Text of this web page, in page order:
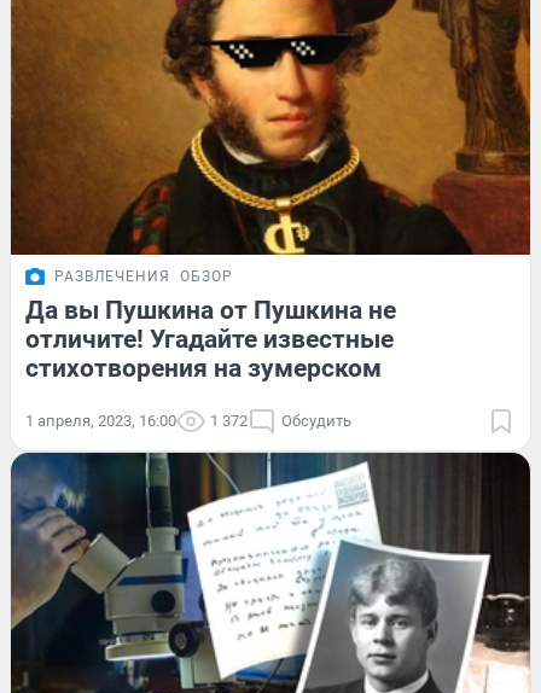
РАЗВЛЕЧЕНИЯ ОБЗОР
Да вы Пушкина от Пушкина не
отличите! Угадайте известные
стихотворения на зумерском
1 апреля, 2023, 16:00 1 372 Обсудить